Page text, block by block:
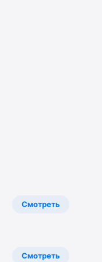
Смотреть
Смотреть